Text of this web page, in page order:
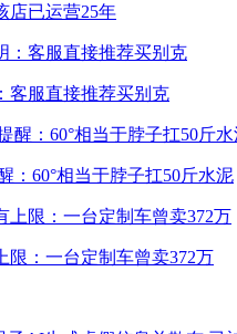
店已运营25年
客服直接推荐买别克
：60°相当于脖子扛50斤水泥
限：一台定制车曾卖372万